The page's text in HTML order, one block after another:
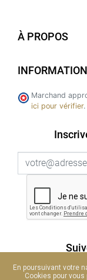
À PROPOS
Marchand
ici pour vérifier.
En poursuivant votre
Cookies pour